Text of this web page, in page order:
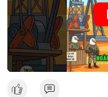
🎥 Xem video trực tiếp tại:
Nguồn: Cú Thông Thái